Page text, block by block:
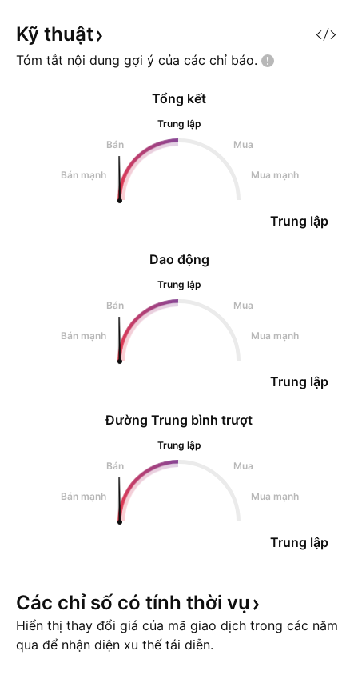
nhẹ nhưng không có lực mu
Kỹ thuật
Tóm tắt nội dung gợi ý của các chỉ báo.
Dao động
Trung lập
Bán
Mua
Bán mạnh Mua mạnh
Trung lập
Tổng kết
Trung lập
Bán
Mua
Bán mạnh Mua mạnh
Trung lập
Đường Trung bình trượt
Trung lập
Bán
Mua
Bán mạnh Mua mạnh
Trung lập
Các chỉ số có tính thời vụ
Hiển thị thay đổi giá của mã giao dịch trong các năm
qua để nhận diện xu thế tái diễn.